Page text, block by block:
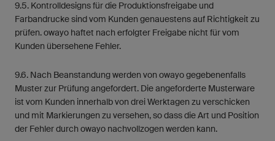
9.5. Kontrolldesigns für die Produktionsfreigabe und
Farbandrucke sind vom Kunden genauestens auf Richtigkeit zu
prüfen. owayo haftet nach erfolgter Freigabe nicht für vom
Kunden übersehene Fehler.
9.6. Nach Beanstandung werden von owayo gegebenenfalls
Muster zur Prüfung angefordert. Die angeforderte Musterware
ist vom Kunden innerhalb von drei Werktagen zu verschicken
und mit Markierungen zu versehen, so dass die Art und Position
der Fehler durch owayo nachvollzogen werden kann.